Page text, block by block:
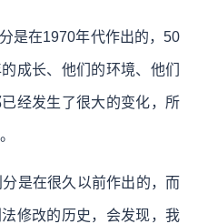
是在1970年代作出的，50
成长、他们的环境、他们
经发生了很大的变化，所
是在很久以前作出的，而
修改的历史，会发现，我